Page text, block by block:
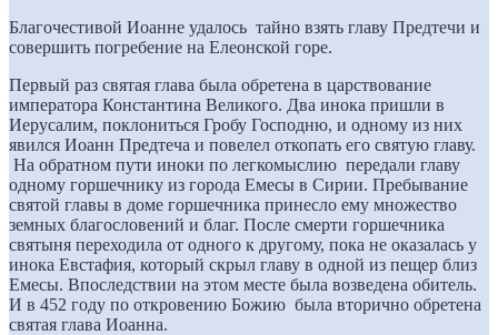
Благочестивой Иоанне удалось тайно взять главу Предтечи и
совершить погребение на Елеонской горе.
Первый раз святая глава была обретена в царствование
императора Константина Великого. Два инока пришли в
Иерусалим, поклониться Гробу Господню, и одному из них
явился Иоанн Предтеча и повелел откопать его святую главу.
На обратном пути иноки по легкомыслию передали главу
одному горшечнику из города Емесы в Сирии. Пребывание
святой главы в доме горшечника принесло ему множество
земных благословений и благ. После смерти горшечника
святыня переходила от одного к другому, пока не оказалась у
инока Евстафия, который скрыл главу в одной из пещер близ
Емесы. Впоследствии на этом месте была возведена обитель.
И в 452 году по откровению Божию была вторично обретена
святая глава Иоанна.